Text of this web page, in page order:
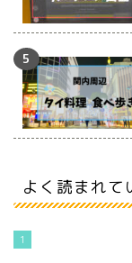
よく読まれて
1